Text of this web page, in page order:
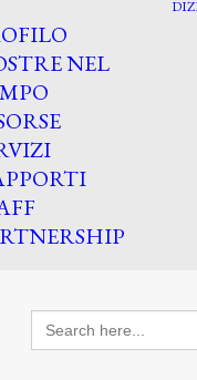
NEL
Search
for: